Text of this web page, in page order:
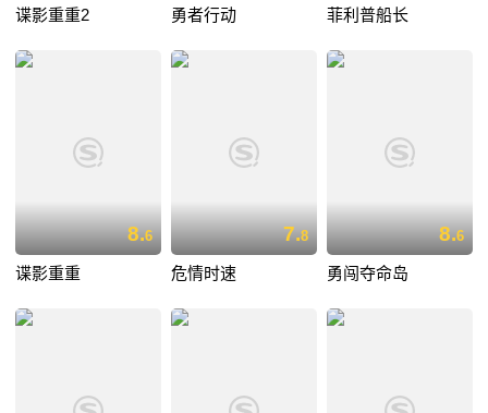
谍影重重2 勇者行动 菲利普船长
8.6
谍影重重
7.8
危情时速
8.6
勇闯夺命岛